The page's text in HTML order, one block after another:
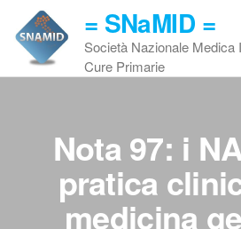
contenuto
= SNaMID =
Società Nazionale Medica
Cure Primarie
Nota 97: i
pratica
medicina